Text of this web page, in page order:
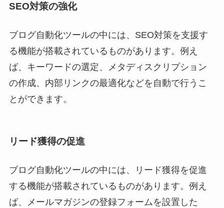
SEO対策の強化
ブログ自動化ツールの中には、SEO対策を支援す
る機能が搭載されているものがあります。例え
ば、キーワードの選定、メタディスクリプション
の作成、内部リンクの最適化などを自動で行うこ
とができます。
リード獲得の促進
ブログ自動化ツールの中には、リード獲得を促進
する機能が搭載されているものがあります。例え
ば、メールマガジンの登録フォームを設置した